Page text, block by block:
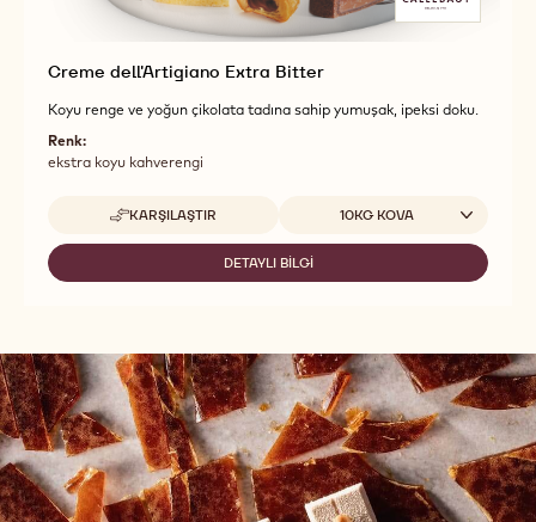
Creme dell'Artigiano Extra Bitter
Koyu renge ve yoğun çikolata tadına sahip yumuşak, ipeksi doku.
Renk:
ekstra koyu kahverengi
KARŞILAŞTIR
-
CREME
DELL'ARTIGIANO
EXTRA
Uygun boyutlar
10KG KOVA
DETAYLI BILGI
-